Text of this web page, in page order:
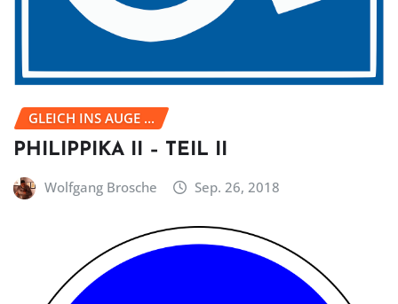
GLEICH INS AUGE ...
PHILIPPIKA II – TEIL II
Wolfgang Brosche Sep. 26, 2018